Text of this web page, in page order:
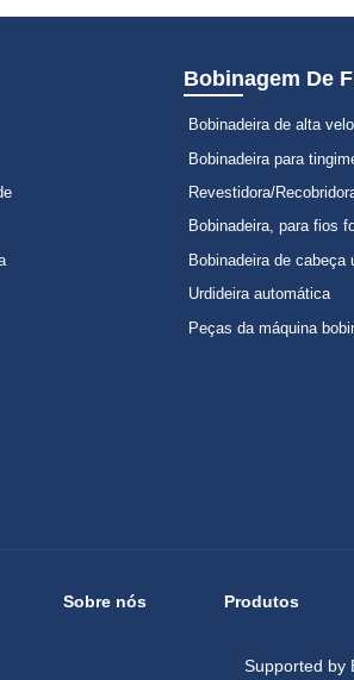
Bobinagem De
Bobinadeira de alta
Bobinadeira para
Revestidora/
Bobinadeira, para fios
Bobinadeira de cabeça
Urdideira automática
Peças da máquina
Sobre nós Produtos
Supported by